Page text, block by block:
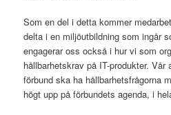
Som en del i detta kommer
delta i en miljöutbildning som ingår
engagerar oss också i hur vi som
hållbarhetskrav på IT-produkter.
förbund ska ha hållbarhetsfrågorna
högt upp på förbundets agenda, i